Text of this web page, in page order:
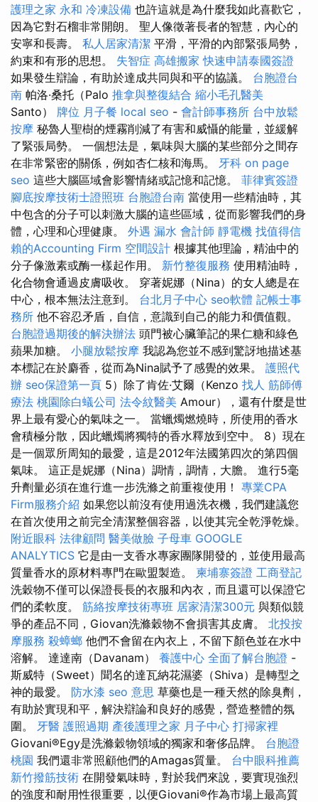
護理之家 永和 冷凍設備 也許這就是為什麼我如此喜歡它，
因為它對石榴非常開朗。 聖人像徵著長者的智慧，內心的
安寧和長壽。 私人居家清潔 平滑，平滑的內部緊張局勢，
約束和有形的思想。 失智症 高雄搬家 快速申請泰國簽證
如果發生辯論，有助於達成共同與和平的協議。 台胞證台
南 帕洛·桑托（Palo 推拿與整復結合 縮小毛孔醫美
Santo） 牌位 月子餐 local seo - 會計師事務所 台中放鬆
按摩 秘魯人聖樹的煙霧削減了有害和威懾的能量，並緩解
了緊張局勢。 一個想法是，氣味與大腦的某些部分之間存
在非常緊密的關係，例如杏仁核和海馬。 牙科 on page
seo 這些大腦區域會影響情緒或記憶和記憶。 菲律賓簽證
腳底按摩技術士證照班 台胞證台南 當使用一些精油時，其
中包含的分子可以刺激大腦的這些區域，從而影響我們的身
體，心理和心理健康。 外遇 漏水 會計師 靜電機 找值得信
賴的Accounting Firm 空間設計 根據其他理論，精油中的
分子像激素或酶一樣起作用。 新竹整復服務 使用精油時，
化合物會通過皮膚吸收。 穿著妮娜（Nina）的女人總是在
中心，根本無法注意到。 台北月子中心 seo軟體 記帳士事
務所 他不容忍矛盾，自信，意識到自己的能力和價值觀。
台胞證過期後的解決辦法 頭門被心臟筆記的果仁糖和綠色
蘋果加糖。 小腿放鬆按摩 我認為您並不感到驚訝地描述基
本標記在於麝香，從而為Nina賦予了感覺的效果。 護照代
辦 seo保證第一頁 5）除了肯佐·艾爾（Kenzo 找人 筋師傅
療法 桃園除白蟻公司 法令紋醫美 Amour），還有什麼是世
界上最有愛心的氣味之一。 當蠟燭燃燒時，所使用的香水
會積極分散，因此蠟燭將獨特的香水釋放到空中。 8）現在
是一個眾所周知的最愛，這是2012年法國第四次的第四個
氣味。 這正是妮娜（Nina）調情，調情，大膽。 進行5毫
升劑量必須在進行進一步洗滌之前重複使用！ 專業CPA
Firm服務介紹 如果您以前沒有使用過洗衣機，我們建議您
在首次使用之前完全清潔整個容器，以使其完全乾淨乾燥。
附近眼科 法律顧問 醫美做臉 子母車 GOOGLE
ANALYTICS 它是由一支香水專家團隊開發的，並使用最高
質量香水的原材料專門在歐盟製造。 柬埔寨簽證 工商登記
洗穀物不僅可以保證長長的衣服和內衣，而且還可以保證它
們的柔軟度。 筋絡按摩技術專班 居家清潔300元 與類似競
爭的產品不同，Giovan洗滌穀物不會損害其皮膚。 北投按
摩服務 殺蟑螂 他們不會留在內衣上，不留下顏色並在水中
溶解。 達達南（Davanam） 養護中心 全面了解台胞證 -
斯威特（Sweet）聞名的達瓦納花濕婆（Shiva）是轉型之
神的最愛。 防水漆 seo 意思 草藥也是一種天然的除臭劑，
有助於實現和平，解決辯論和良好的感覺，營造整體的氛
圍。 牙醫 護照過期 產後護理之家 月子中心 打掃家裡
Giovani®Egy是洗滌穀物領域的獨家和奢侈品牌。 台胞證
桃園 我們還非常照顧他們的Amagas質量。 台中眼科推薦
新竹撥筋技術 在開發氣味時，對於我們來說，要實現強烈
的強度和耐用性很重要，以便Giovani®作為市場上最高質